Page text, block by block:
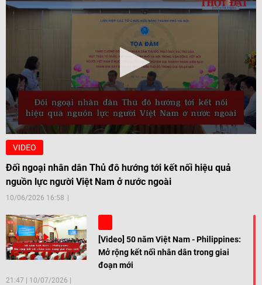
VIDEO
Đối ngoại nhân dân Thủ đô hướng tới kết nối hiệu quả
nguồn lực người Việt Nam ở nước ngoài
10/06/2026 16:58
[Video] 50 năm Việt Nam - Philippines:
Mở rộng kết nối nhân dân trong giai
đoạn mới
21:47 | 10/07/2026